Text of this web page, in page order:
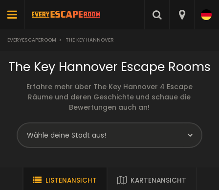
EVERYESCAPEROOM > THE KEY HANNOVER
The Key Hannover Escape Rooms
Erfahre mehr über The Key Hannover 4 Escape
Räume und deren Geschichte und schaue die
Bewertungen auch an!
LISTENANSICHT KARTENANSICHT